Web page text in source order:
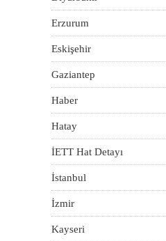
Erzurum
Eskişehir
Gaziantep
Haber
Hatay
İETT Hat Detayı
İstanbul
İzmir
Kayseri